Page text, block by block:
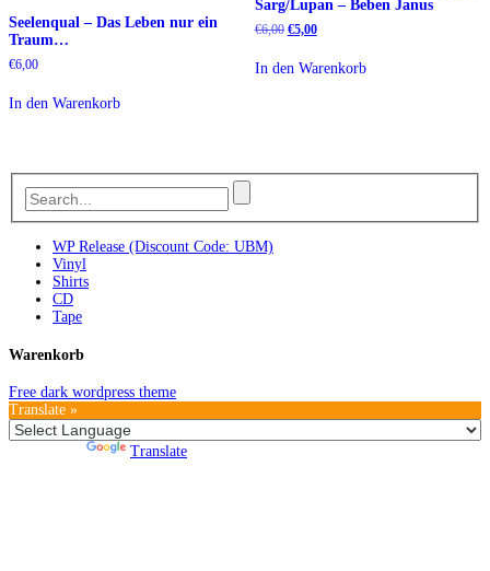
Seelenqual – Das Leben nur ein
Traum…
€6,00
In den Warenkorb
Sarg/Lupan – Beben Janus
€6,00 Ursprünglicher
war:
€6,00
€5,00Aktueller
€5,00.
In den Warenkorb
WP Release (Discount Code: UBM)
Vinyl
Shirts
CD
Tape
Warenkorb
Free dark wordpress theme
Translate »
Translate